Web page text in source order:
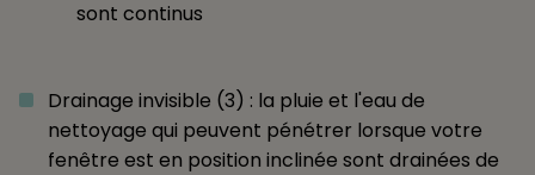
sont continus
Drainage invisible (3) : la pluie et l'eau de
nettoyage qui peuvent pénétrer lorsque votre
fenêtre est en position inclinée sont drainées de